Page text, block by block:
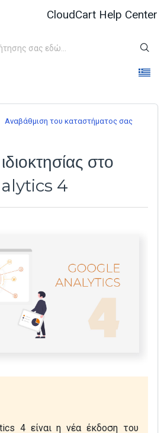
CloudCart Help Center
Αναβάθμιση του καταστήματος σας
στο
4
4 είναι η νέα έκδοση του